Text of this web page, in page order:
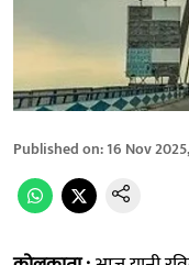
Published on:16 Nov